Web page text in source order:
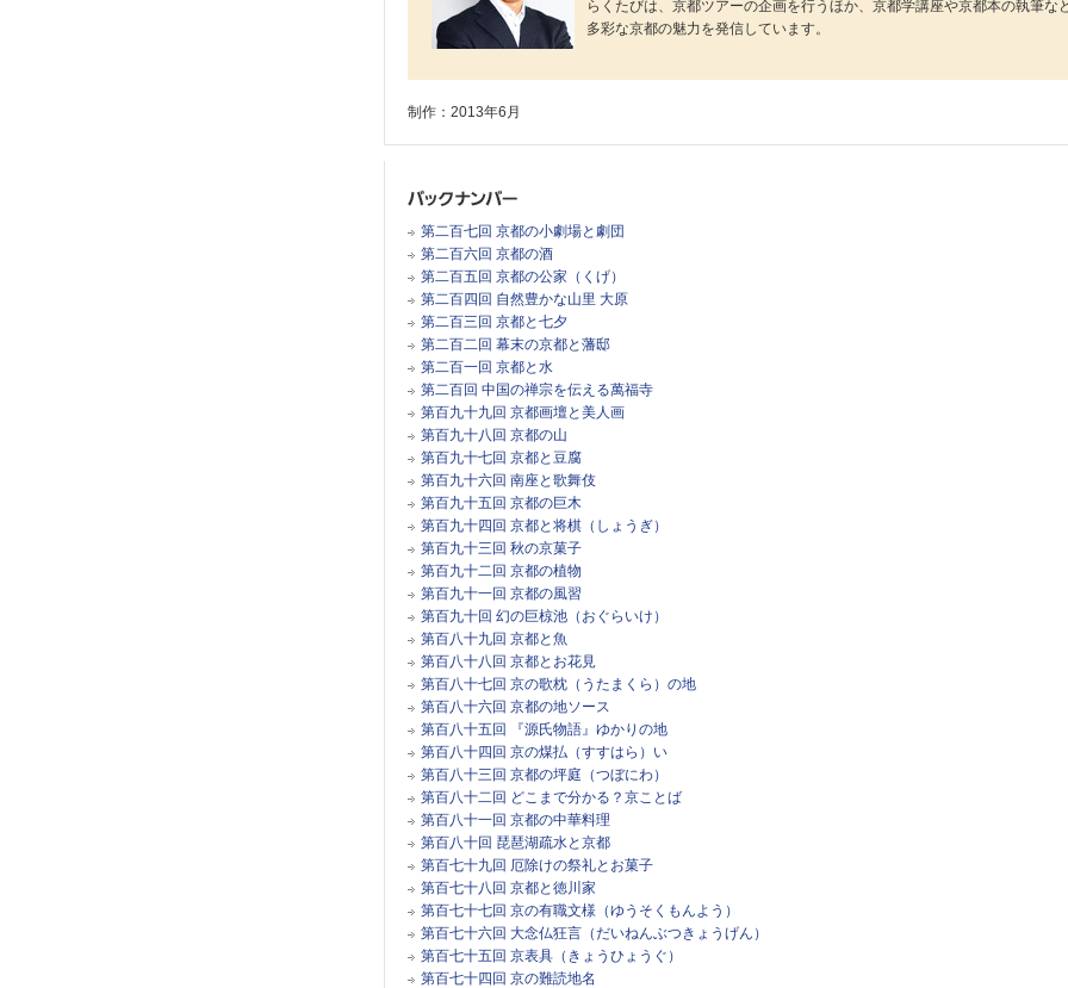
らくたびは、京都ツアーの企画を行うほか、京都学講座や京都本の執筆な
多彩な京都の魅力を発信しています。
制作：2013年6月
第二百七回 京都の小劇場と劇団
第二百六回 京都の酒
第二百五回 京都の公家（くげ）
第二百四回 自然豊かな山里 大原
第二百三回 京都と七夕
第二百二回 幕末の京都と藩邸
第二百一回 京都と水
第二百回 中国の禅宗を伝える萬福寺
第百九十九回 京都画壇と美人画
第百九十八回 京都の山
第百九十七回 京都と豆腐
第百九十六回 南座と歌舞伎
第百九十五回 京都の巨木
第百九十四回 京都と将棋（しょうぎ）
第百九十三回 秋の京菓子
第百九十二回 京都の植物
第百九十一回 京都の風習
第百九十回 幻の巨椋池（おぐらいけ）
第百八十九回 京都と魚
第百八十八回 京都とお花見
第百八十七回 京の歌枕（うたまくら）の地
第百八十六回 京都の地ソース
第百八十五回 『源氏物語』ゆかりの地
第百八十四回 京の煤払（すすはら）い
第百八十三回 京都の坪庭（つぼにわ）
第百八十二回 どこまで分かる？京ことば
第百八十一回 京都の中華料理
第百八十回 琵琶湖疏水と京都
第百七十九回 厄除けの祭礼とお菓子
第百七十八回 京都と徳川家
第百七十七回 京の有職文様（ゆうそくもんよう）
第百七十六回 大念仏狂言（だいねんぶつきょうげん）
第百七十五回 京表具（きょうひょうぐ）
第百七十四回 京の難読地名